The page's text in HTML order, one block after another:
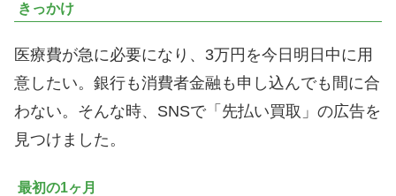
きっかけ
医療費が急に必要になり、3万円を今日明日中に用
意したい。銀行も消費者金融も申し込んでも間に合
わない。そんな時、SNSで「先払い買取」の広告を
見つけました。
最初の1ヶ月